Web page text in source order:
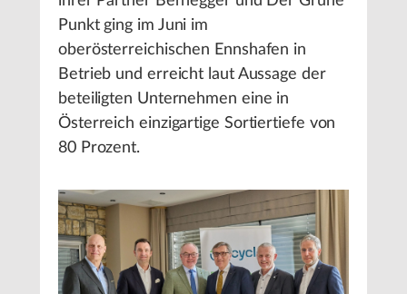
Punkt ging im Juni im
oberösterreichischen Ennshafen in
Betrieb und erreicht laut Aussage der
beteiligten Unternehmen eine in
Österreich einzigartige Sortiertiefe von
80 Prozent.